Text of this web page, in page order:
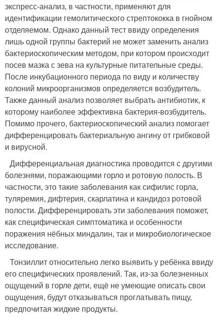
экспресс-анализ, в частности, применяют для
идентификации гемолитического стрептококка в гнойном
отделяемом. Однако данный тест ввиду определения
лишь одной группы бактерий не может заменить анализ
бактериоскопическим методом, при котором происходит
посев мазка с зева на культурные питательные среды.
После инкубационного периода по виду и количеству
колоний микроорганизмов определяется возбудитель.
Также данный анализ позволяет выбрать антибиотик, к
которому наиболее эффективна бактерия-возбудитель.
Помимо прочего, бактериоскопический анализ помогает
дифференцировать бактериальную ангину от грибковой
и вирусной.
Дифференциальная диагностика проводится с другими
болезнями, поражающими горло и ротовую полость. В
частности, это такие заболевания как сифилис горла,
туляремия, дифтерия, скарлатина и кандидоз ротовой
полости. Дифференцировать эти заболевания поможет,
как специфическая симптоматика и особенности
поражения нёбных миндалин, так и микробиологическое
исследование.
Тонзиллит относительно легко выявить у ребёнка ввиду
его специфических проявлений. Так, из-за болезненных
ощущений в горле дети, ещё не умеющие описать свои
ощущения, будут отказываться проглатывать пищу,
предпочитая жидкие продукты.